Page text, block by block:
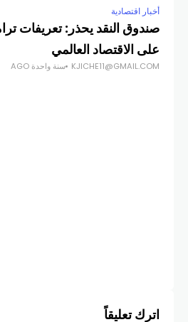
أخبار اقتصادية
صندوق النقد يحذر: تعريفات
على الاقتصاد العالمي
KJICHE11@GMAIL.COM سنة واحدة AGO
اترك تعليقاً